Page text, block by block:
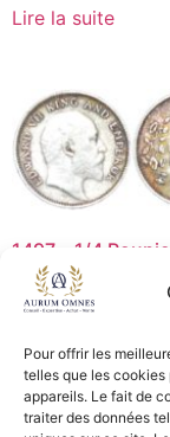
Pour offrir les
telles que les
appareils. Le fait de
traiter des données
Lire la suite
1497 – 1/4
VII 1906 – TB+
15,00€
Ajouter au panier